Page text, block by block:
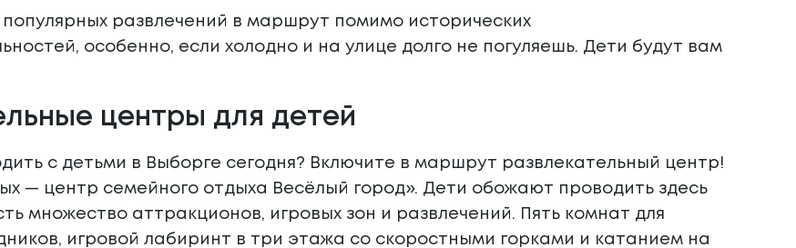
развлечений в маршрут помимо исторических
особенно, если холодно и на улице долго не погуляешь. Дети будут вам
центры для детей
с детьми в Выборге сегодня? Включите в маршрут развлекательный центр!
— центр семейного отдыха Весёлый город». Дети обожают проводить здесь
множество аттракционов, игровых зон и развлечений. Пять комнат для
игровой лабиринт в три этажа со скоростными горками и катанием на